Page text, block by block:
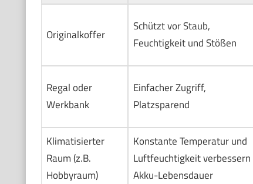
Originalkoffer
Schützt vor Staub,
Feuchtigkeit und Stößen
Regal oder
Werkbank
Einfacher Zugriff,
Platzsparend
Klimatisierter
Raum (z.B.
Hobbyraum)
Konstante Temperatur und
Luftfeuchtigkeit verbessern
Akku-Lebensdauer